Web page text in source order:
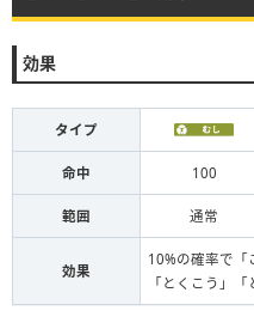
効果
タイプ
命中 100
範囲 通常
効果
10%の確率で「
「とくこう」